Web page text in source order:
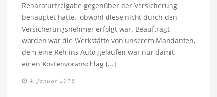
Reparaturfreigabe gegenüber der Versicherung
behauptet hatte., obwohl diese nicht durch den
Versicherungsnehmer erfolgt war. Beauftragt
worden war die Werkstätte von unserem Mandanten,
dem eine Reh ins Auto gelaufen war nur damit,
einen Kostenvoranschlag [...]
4. Januar 2018